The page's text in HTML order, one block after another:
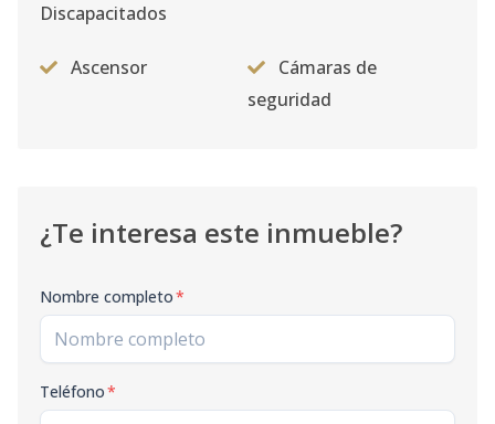
Discapacitados
Ascensor
Cámaras de
seguridad
¿Te interesa este inmueble?
Nombre completo*
Teléfono*